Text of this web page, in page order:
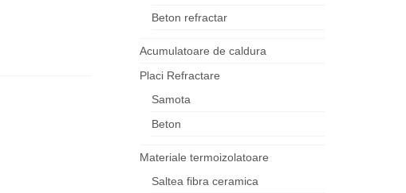
Beton refractar
Acumulatoare de caldura
Placi Refractare
Samota
Beton
Materiale termoizolatoare
Saltea fibra ceramica